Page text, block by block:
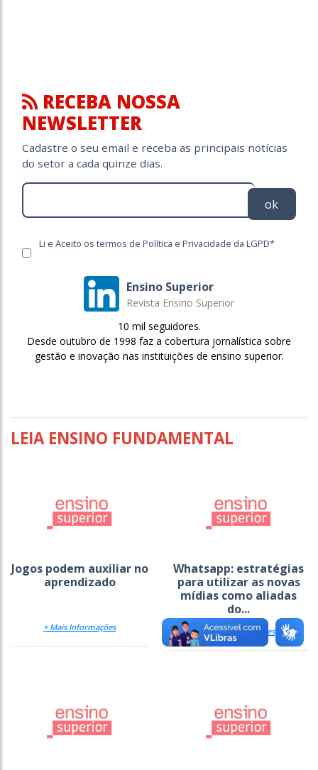
RECEBA NOSSA
NEWSLETTER
Cadastre o seu email e receba as principais notícias
do setor a cada quinze dias.
ok
Li e Aceito os termos de Política e Privacidade da LGPD*
Ensino Superior
Revista Ensino Superior
10 mil seguidores.
Desde outubro de 1998 faz a cobertura jornalística sobre
gestão e inovação nas instituições de ensino superior.
LEIA ENSINO FUNDAMENTAL
Jogos podem auxiliar no
aprendizado
+ Mais Informações
Whatsapp: estratégias
para utilizar as novas
mídias como aliadas
do...
+ Mais Informações